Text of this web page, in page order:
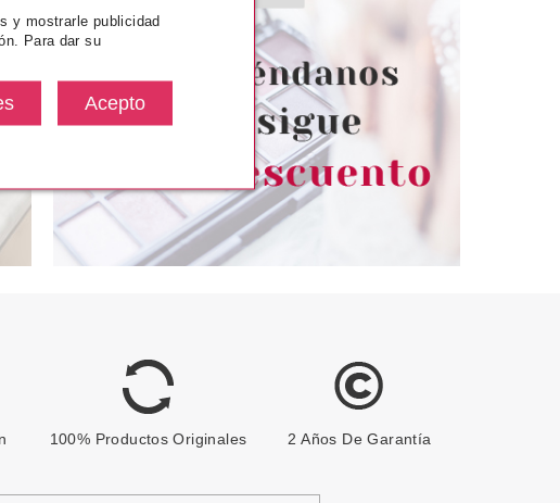
75 ML
-37% 20.50€
100% Productos Originales 2 Años De Garantía
y mostrarle publicidad
Para dar su